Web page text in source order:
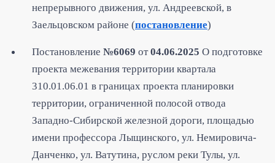
непрерывного движения, ул. Андреевской, в
Заельцовском районе (постановление)
Постановление №6069 от04.06.2025 О подготовке
проекта межевания территории квартала
310.01.06.01 в границах проекта планировки
территории, ограниченной полосой отвода
Западно-Сибирской железной дороги, площадью
имени профессора Лыщинского, ул. Немировича-
Данченко, ул. Ватутина, руслом реки Тулы, ул.